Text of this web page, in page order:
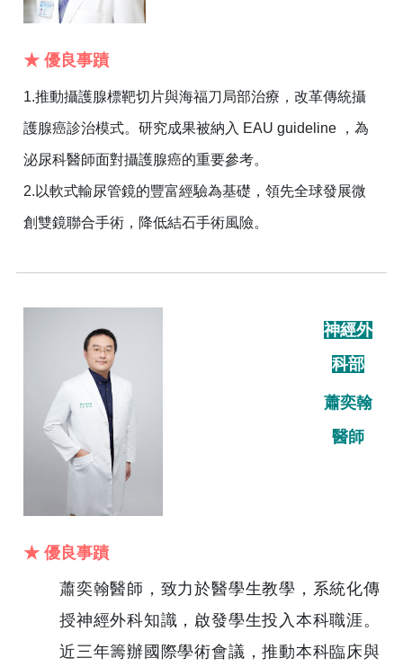
★ 優良事蹟
1.推動攝護腺標靶切片與海福刀局部治療，改革傳統攝
護腺癌診治模式。研究成果被納入 EAU guideline ，為
泌尿科醫師面對攝護腺癌的重要參考。
2.以軟式輸尿管鏡的豐富經驗為基礎，領先全球發展微
創雙鏡聯合手術，降低結石手術風險。
神經外
科部
蕭奕翰
醫師
★ 優良事蹟
蕭奕翰醫師，致力於醫學生教學，系統化傳
授神經外科知識，啟發學生投入本科職涯。
近三年籌辦國際學術會議，推動本科臨床與